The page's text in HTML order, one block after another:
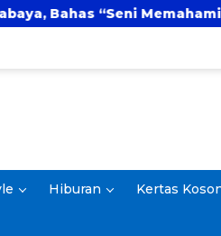
Soulmate: Ketika Cinta
Hiburan Kertas